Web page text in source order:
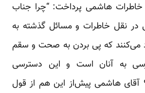
هاشمی پرداخت: “چرا جناب
در نقل خاطرات و مسائل گذشته به
می‌کنند که پی بردن به صحت و سقم
به آنان است و این دسترسی
آقای هاشمی پیش‌از این هم از قول